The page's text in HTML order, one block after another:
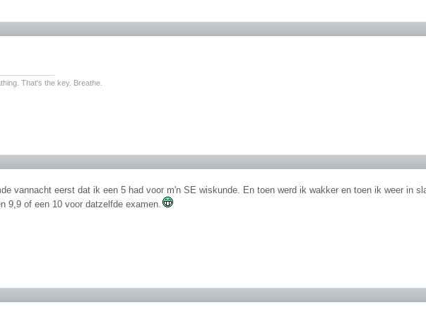
That's the key. Breathe.
vannacht eerst dat ik een 5 had voor m'n SE wiskunde. En toen werd ik wakker en toen ik weer in
9,9 of een 10 voor datzelfde examen.